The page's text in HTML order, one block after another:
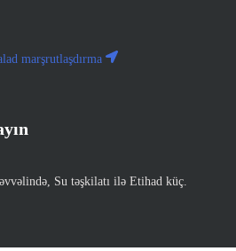
marşrutlaşdırma
Su təşkilatı ilə Etihad küç.